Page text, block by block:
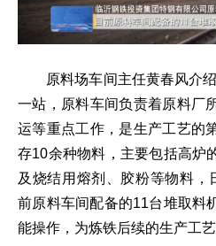
原料场车间主任黄春风介
一站，原料车间负责着原料厂
运等重点工作，是生产工艺的
存10余种物料，主要包括高炉
及烧结用熔剂、胶粉等物料，
前原料车间配备的11台堆取料
能操作，为炼铁后续的生产工